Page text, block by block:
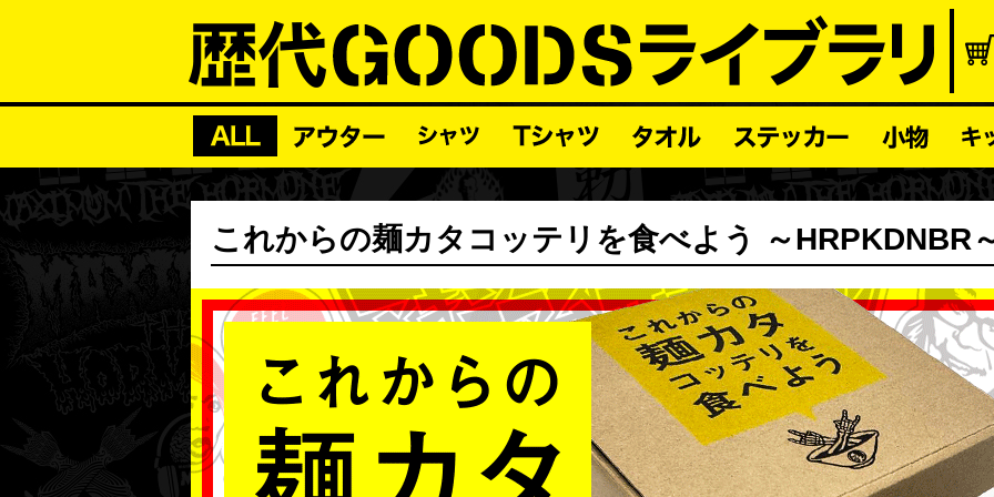
これからの麺カタコッテリを食べよう ～HRPKDNBR